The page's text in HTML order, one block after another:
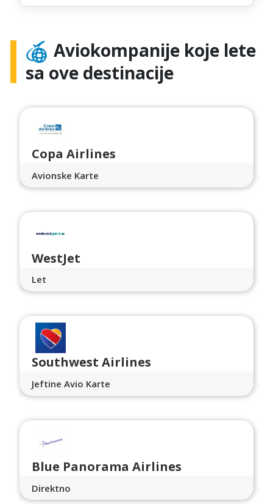
Aviokompanije koje lete
sa ove destinacije
Copa Airlines
Avionske Karte
WestJet
Let
Southwest Airlines
Jeftine Avio Karte
Blue Panorama Airlines
Direktno